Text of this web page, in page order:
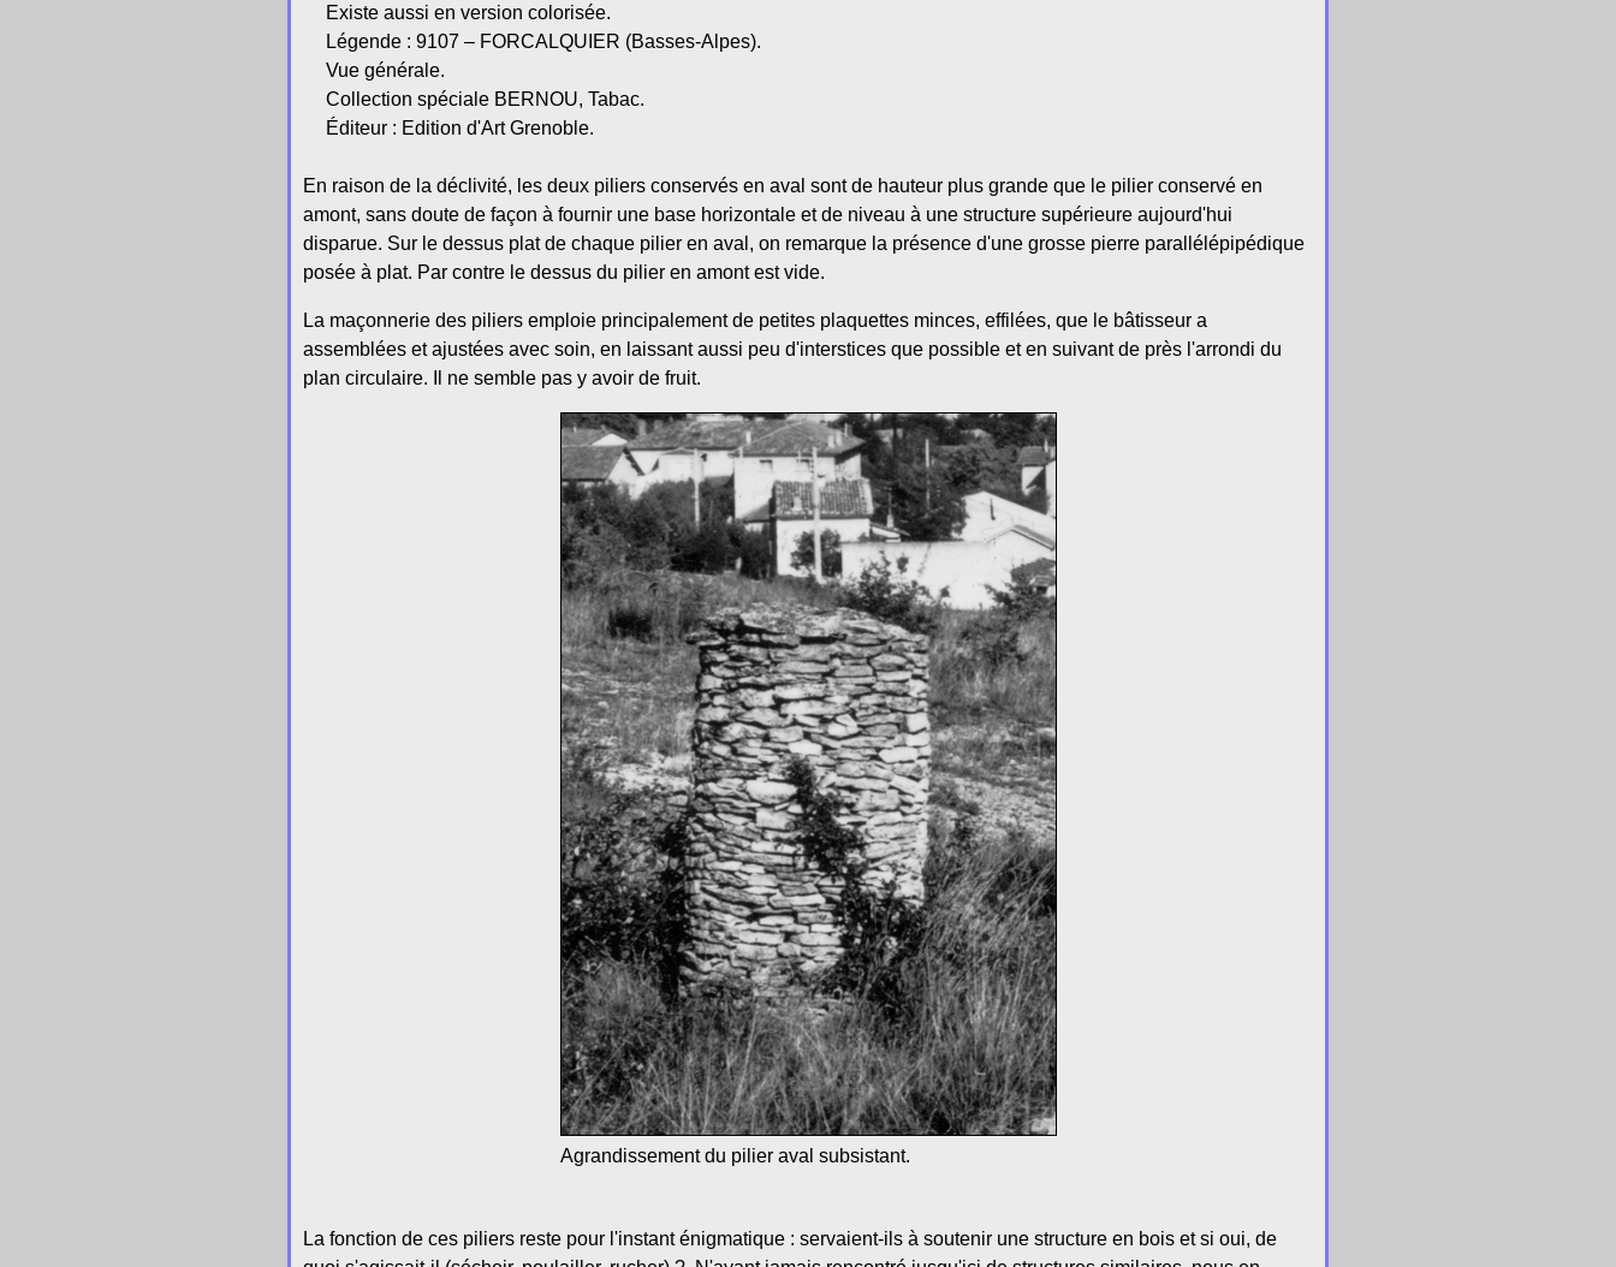
Existe aussi en version colorisée.
Légende : 9107 – FORCALQUIER (Basses-Alpes).
Vue générale.
Collection spéciale BERNOU, Tabac.
Éditeur : Edition d'Art Grenoble.
En raison de la déclivité, les deux piliers conservés en aval sont de hauteur plus grande que le pilier conservé en
amont, sans doute de façon à fournir une base horizontale et de niveau à une structure supérieure aujourd'hui
disparue. Sur le dessus plat de chaque pilier en aval, on remarque la présence d'une grosse pierre parallélépipédique
posée à plat. Par contre le dessus du pilier en amont est vide.
La maçonnerie des piliers emploie principalement de petites plaquettes minces, effilées, que le bâtisseur a
assemblées et ajustées avec soin, en laissant aussi peu d'interstices que possible et en suivant de près l'arrondi du
plan circulaire. Il ne semble pas y avoir de fruit.
Agrandissement du pilier aval subsistant.
La fonction de ces piliers reste pour l'instant énigmatique : servaient-ils à soutenir une structure en bois et si oui, de